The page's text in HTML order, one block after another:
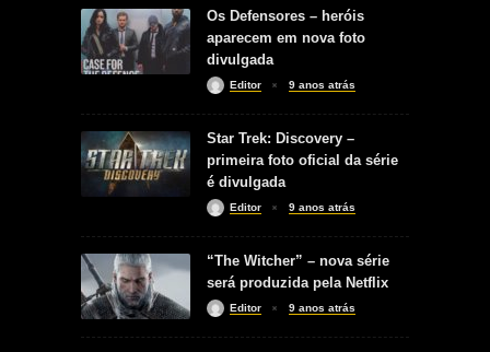
Os Defensores – heróis
aparecem em nova foto
divulgada
Editor 9 anos atrás
Star Trek: Discovery –
primeira foto oficial da série
é divulgada
Editor 9 anos atrás
“The Witcher” – nova série
será produzida pela Netflix
Editor 9 anos atrás